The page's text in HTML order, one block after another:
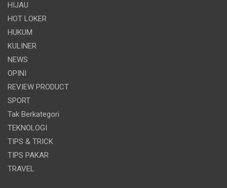
HIJAU
HOT LOKER
HUKUM
KULINER
NEWS
OPINI
REVIEW PRODUCT
SPORT
Tak Berkategori
TEKNOLOGI
TIPS & TRICK
TIPS PAKAR
TRAVEL